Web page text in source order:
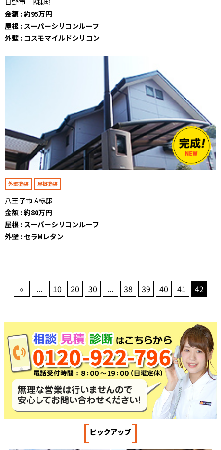
金額 : 約95万円
屋根 : スーパーシリコンルーフ
外壁 : コスモマイルドシリコン
外壁塗装 屋根塗装
八王子市 A様邸
金額 : 約80万円
屋根 : スーパーシリコンルーフ
外壁 : セラMレタン
« ... 10 20 30 ... 38 39 40 41 42
[ピックアップ]